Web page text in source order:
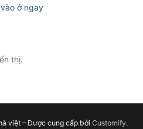
ở ngay
thị.
việt – Được cung cấp bởi Customify.